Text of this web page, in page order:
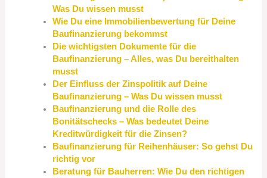
Was Du wissen musst
Wie Du eine Immobilienbewertung für Deine
Baufinanzierung bekommst
Die wichtigsten Dokumente für die
Baufinanzierung – Alles, was Du bereithalten
musst
Der Einfluss der Zinspolitik auf Deine
Baufinanzierung – Was Du wissen musst
Baufinanzierung und die Rolle des
Bonitätschecks – Was bedeutet Deine
Kreditwürdigkeit für die Zinsen?
Baufinanzierung für Reihenhäuser: So gehst Du
richtig vor
Beratung für Bauherren: Wie Du den richtigen